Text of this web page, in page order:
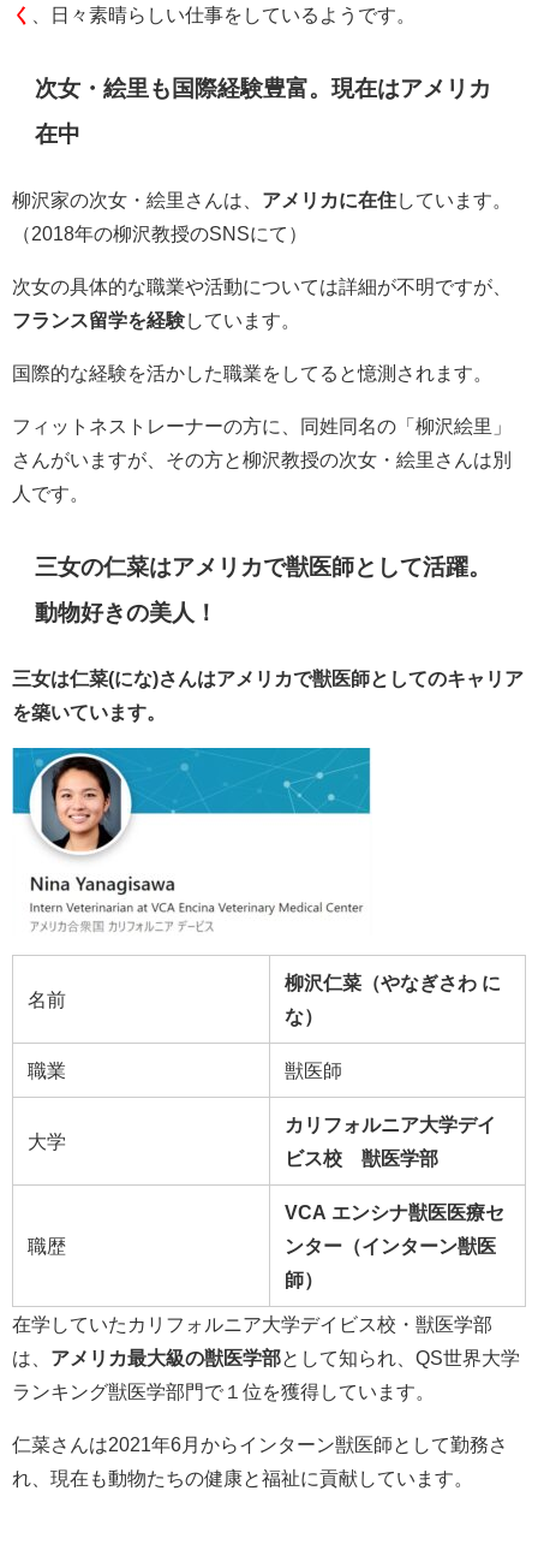
く
、日々素晴らしい仕事をしているようです。
次女・絵里も国際経験豊富。現在はアメリカ
在中
柳沢家の次女・絵里さんは、 アメリ カに在住しています。
（2018年の柳沢教授のSNSにて）
次女の具体的な職業や活動については詳細が不明ですが、
フランス留学を経験しています。
国際的な経験を活かした職業をしてると憶測されます。
フィットネストレーナーの方に、同姓同名の「柳沢絵里」
さんがいますが、その方と柳沢教授の次女・絵里さんは別
人です。
三女の仁菜はアメリカで獣医師として活躍。
動物好きの美人！
三女は仁菜(にな)さんはアメリカで獣医師としてのキャリア
を築いています。
名前
柳沢仁菜（やなぎさわ に
な）
職業 獣医師
大学
カリフォルニア大学デイ
ビス校 獣医学部
職歴
VCA エンシナ獣医医療セ
ンター（インターン獣医
師）
在学していたカリフォルニア大学デイビス校・獣医学部
は、 アメリカ最大級の獣医学部として知られ、QS世界大学
ランキング獣医学部門で１位を獲得しています。
仁菜さんは2021年6月からインターン獣医師として勤務さ
れ、現在も動物たちの健康と福祉に貢献しています。